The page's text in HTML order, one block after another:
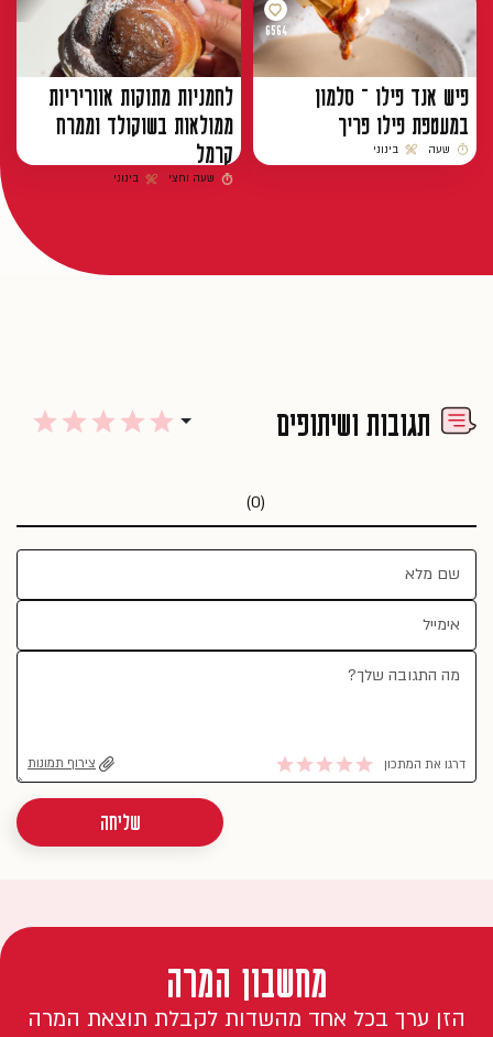
6564
פיש אנד פילו – סלמון
במעטפת פילו פריך
זמן הכנה
שעה
רמת קושי
בינוני
לחמניות מתוקות אווריריות
ממולאות בשוקולד וממרח
קרמל
זמן הכנה
שעה וחצי
רמת קושי
בינוני
תגובות ושיתופים
(0)
דרגו את המתכון צירוף תמונות
שליחה
מחשבון המרה
הזן ערך בכל אחד מהשדות לקבלת תוצאת המרה